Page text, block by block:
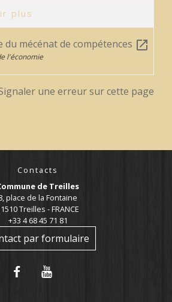
plus
du mécénat de compétences open_in_new
l'économie
une erreur sur cette page
Contacts
de Treilles
place de la Fontaine
Treilles - FRANCE
+33 4 68 45 71 81
par formulaire